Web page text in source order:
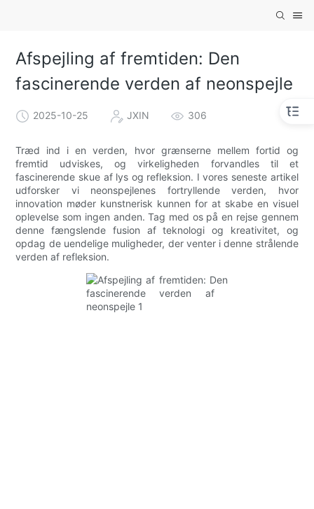
Afspejling af fremtiden: Den
fascinerende verden af ​​neonspejle
2025-10-25 JXIN 306
Træd ind i en verden, hvor grænserne mellem fortid og
fremtid udviskes, og virkeligheden forvandles til et
fascinerende skue af lys og refleksion. I vores seneste artikel
udforsker vi neonspejlenes fortryllende verden, hvor
innovation møder kunstnerisk kunnen for at skabe en visuel
oplevelse som ingen anden. Tag med os på en rejse gennem
denne fængslende fusion af teknologi og kreativitet, og
opdag de uendelige muligheder, der venter i denne strålende
verden af ​​refleksion.